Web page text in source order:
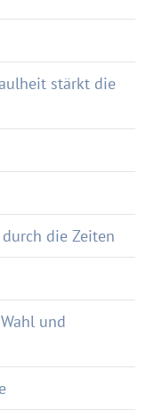
stärkt die
die Zeiten
und